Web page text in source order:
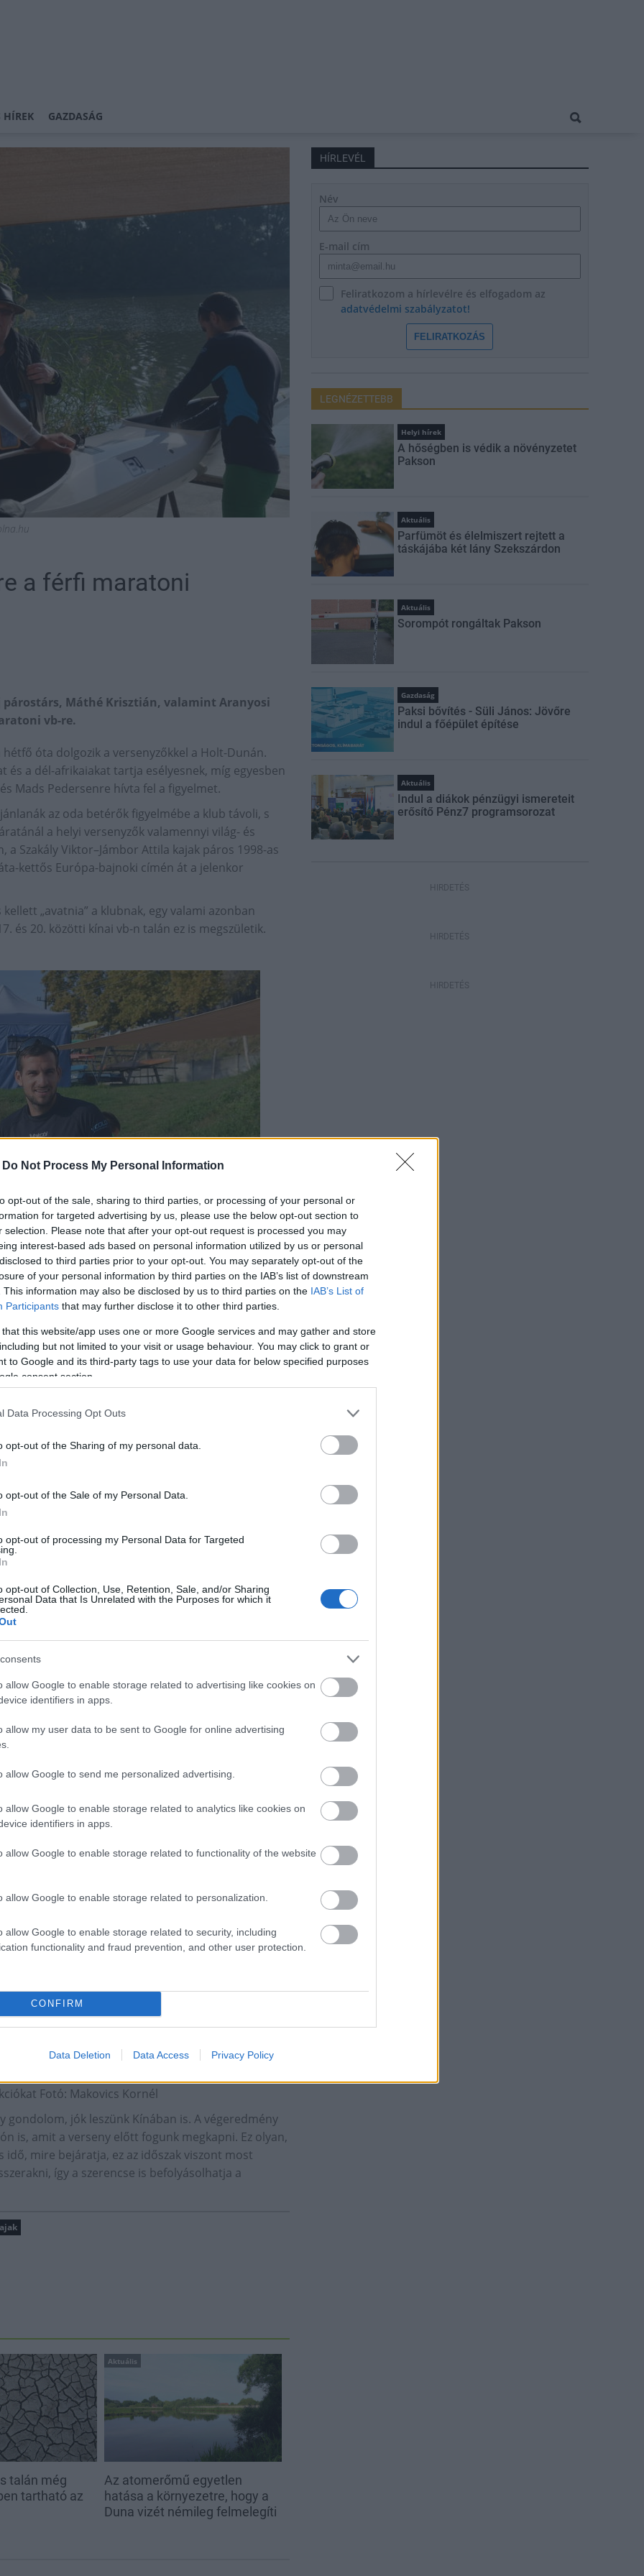
Do Not Process My Personal Information
opt-out of the sale, sharing to third parties, or processing of your personal or
for targeted advertising by us, please use the below opt-out section to
selection. Please note that after your opt-out request is processed you may
interest-based ads based on personal information utilized by us or personal
to third parties prior to your opt-out. You may separately opt-out of the
of your personal information by third parties on the IAB’s list of downstream
This information may also be disclosed by us to third parties on the IAB’s List of
Participants that may further disclose it to other third parties.
that this website/app uses one or more Google services and may gather and store
but not limited to your visit or usage behaviour. You may click to grant or
to Google and its third-party tags to use your data for below specified purposes
consent section.
Data Processing Opt Outs
opt-out of the Sharing of my personal data.
opt-out of the Sale of my Personal Data.
opt-out of processing my Personal Data for Targeted
opt-out of Collection, Use, Retention, Sale, and/or Sharing
Data that Is Unrelated with the Purposes for which it
allow Google to enable storage related to advertising like cookies on
identifiers in apps.
allow my user data to be sent to Google for online advertising
allow Google to send me personalized advertising.
allow Google to enable storage related to analytics like cookies on
identifiers in apps.
allow Google to enable storage related to functionality of the website
allow Google to enable storage related to personalization.
allow Google to enable storage related to security, including
functionality and fraud prevention, and other user protection.
CONFIRM
Data Deletion Data Access Privacy Policy
HÍREK GAZDASÁG
a férfi maratoni
Máthé Krisztián, valamint Aranyosi
vb-re.
óta dolgozik a versenyzőkkel a Holt-Dunán.
a dél-afrikaiakat tartja esélyesnek, míg egyesben
Mads Pedersenre hívta fel a figyelmet.
az oda betérők figyelmébe a klub távoli, s
a helyi versenyzők valamennyi világ- és
Szakály Viktor–Jámbor Attila kajak páros 1998-as
kettős Európa-bajnoki címén át a jelenkor
„avatnia” a klubnak, egy valami azonban
és 20. közötti kínai vb-n talán ez is megszületik.
feltörekvő fiatalokkal és újult erővel hajóba ülő
előtt a két nagy versenyen tizenkét érmet
mezőny, sok a feltörekvő fiatal, de vannak
nyerni. Nincs elvárás, ha száz százalékot
célba. Ha viszont nem tudom kiadni magamból a
helyen is, az sokkal rosszabb érzés lesz – tette
Petrovics Kálmán szerzett magyarként vb-címet
Adriánnak, hiszen a gyengébb idénykezdés
Világkupán is második lett egyesben.
hosszú lesz az év, ezért a korábbi januári, februári
hajóba. Az első versenyig nem volt meg a
el. Nem mondanám, hogy a májusi, első
végeztünk. A júliusi Eb-n már ott
negyedik, párosban ezüstérmes Boros.
Krisztiánnal készül a vb-re (rajtuk kívül
edzést szerdán délelőtt Barina József mesteredző,
edzőtáborozik).
Fotó: Makovics Kornél
jók leszünk Kínában is. A végeredmény
is, amit a verseny előtt fogunk megkapni. Ez olyan,
mire bejáratja, ez az időszak viszont most
így a szerencse is befolyásolhatja a
talán még
tartható az
Aktuális
Az atomerőmű egyetlen
hatása a környezetre, hogy a
Duna vizét némileg felmelegíti
HÍRLEVÉL
Név
E-mail cím
Feliratkozom a hírlevélre és elfogadom az
adatvédelmi szabályzatot!
FELIRATKOZÁS
LEGNÉZETTEBB
Helyi hírek
A hőségben is védik a növényzetet
Pakson
Aktuális
Parfümöt és élelmiszert rejtett a
táskájába két lány Szekszárdon
Aktuális
Sorompót rongáltak Pakson
Gazdaság
Paksi bővítés - Süli János: Jövőre
indul a főépület építése
Aktuális
Indul a diákok pénzügyi ismereteit
erősítő Pénz7 programsorozat
HIRDETÉS
HIRDETÉS
HIRDETÉS